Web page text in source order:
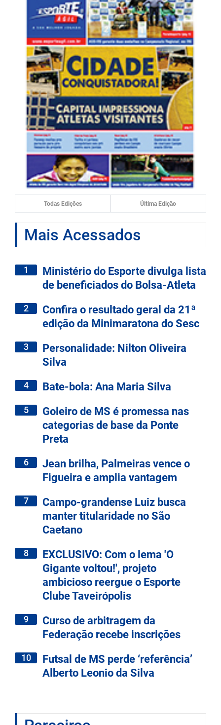
Todas Edições Última Edição
Mais Acessados
1
Ministério do Esporte divulga lista
de beneficiados do Bolsa-Atleta
2
Confira o resultado geral da 21ª
edição da Minimaratona do Sesc
3
Personalidade: Nilton Oliveira
Silva
4 Bate-bola: Ana Maria Silva
5
Goleiro de MS é promessa nas
categorias de base da Ponte
Preta
6
Jean brilha, Palmeiras vence o
Figueira e amplia vantagem
7
Campo-grandense Luiz busca
manter titularidade no São
Caetano
8
EXCLUSIVO: Com o lema 'O
Gigante voltou!', projeto
ambicioso reergue o Esporte
Clube Taveirópolis
9
Curso de arbitragem da
Federação recebe inscrições
10
Futsal de MS perde ‘referência’
Alberto Leonio da Silva